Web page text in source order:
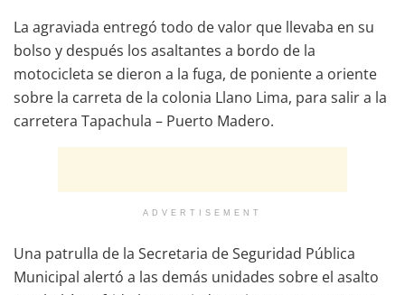
La agraviada entregó todo de valor que llevaba en su
bolso y después los asaltantes a bordo de la
motocicleta se dieron a la fuga, de poniente a oriente
sobre la carreta de la colonia Llano Lima, para salir a la
carretera Tapachula – Puerto Madero.
ADVERTISEMENT
Una patrulla de la Secretaria de Seguridad Pública
Municipal alertó a las demás unidades sobre el asalto